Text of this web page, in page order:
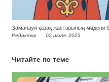
Заманауи қазақ жастарының мәдени
Редактор 02 июля, 2025
Читайте по теме